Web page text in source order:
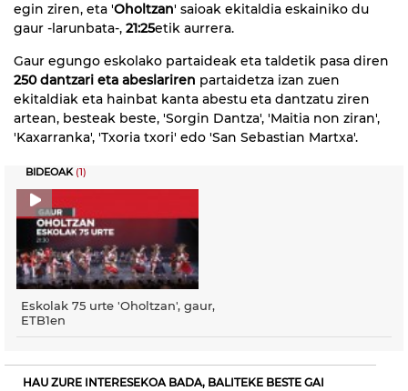
egin ziren, eta 'Oholtzan' saioak ekitaldia eskainiko du
gaur -larunbata-, 21:25etik aurrera.
Gaur egungo eskolako partaideak eta taldetik pasa diren
250 dantzari eta abeslariren partaidetza izan zuen
ekitaldiak eta hainbat kanta abestu eta dantzatu ziren
artean, besteak beste, 'Sorgin Dantza', 'Maitia non ziran',
'Kaxarranka', 'Txoria txori' edo 'San Sebastian Martxa'.
BIDEOAK(1)
Eskolak 75 urte 'Oholtzan', gaur,
ETB1en
HAU ZURE INTERESEKOA BADA, BALITEKE BESTE GAI